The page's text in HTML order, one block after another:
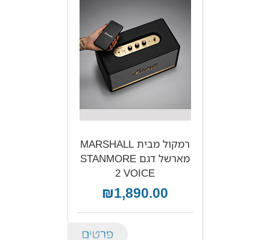
רמקול מבית MARSHALL
מארשל דגם STANMORE
2 VOICE
₪1,890.00